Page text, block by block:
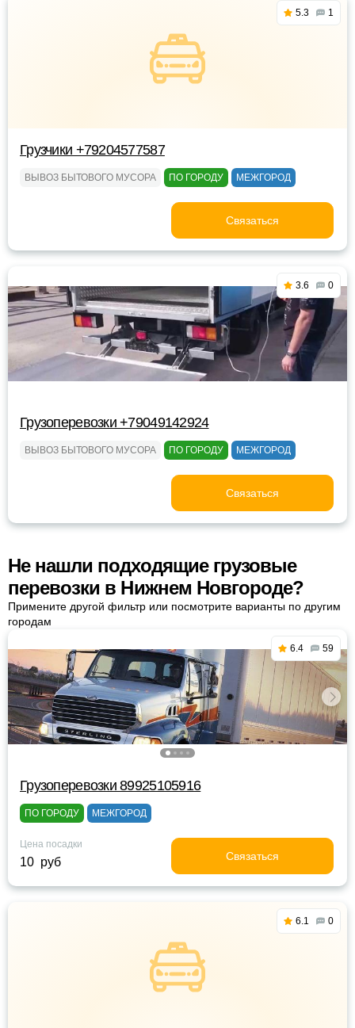
5.3 1
Грузчики +79204577587
ВЫВОЗ БЫТОВОГО МУСОРА ПО ГОРОДУ МЕЖГОРОД
Связаться
3.6 0
Грузоперевозки +79049142924
ВЫВОЗ БЫТОВОГО МУСОРА ПО ГОРОДУ МЕЖГОРОД
Связаться
Не нашли подходящие грузовые
перевозки в Нижнем Новгороде?
Примените другой фильтр или посмотрите варианты по другим
городам
6.4 59
Грузоперевозки 89925105916
ПО ГОРОДУ МЕЖГОРОД
Цена посадки
10 руб Связаться
6.1 0